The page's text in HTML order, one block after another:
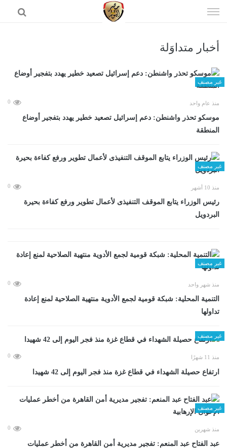
الى
أخبار متداوَلة
غير مصنف
منذ عام واحد 0
موسكو تحذر واشنطن: دعم إسرائيل تصعيد خطير يهدد بتفجير أوضاع
المنطقة
غير مصنف
منذ 10 أشهر 0
رئيس الوزراء يتابع الموقف التنفيذى لأعمال تطوير ورفع كفاءة بحيرة
البردويل
غير مصنف
منذ شهر واحد 0
التنمية المحلية: شبكة قومية لجمع الأدوية منتهية الصلاحية لمنع إعادة
تداولها
غير مصنف
منذ 11 شهرًا 0
ارتفاع حصيلة الشهداء في قطاع غزة منذ فجر اليوم إلى 42 شهيدا
غير مصنف
منذ شهرين 0
عبد الفتاح عبد المنعم: تفجير مديرية أمن القاهرة من أخطر عمليات